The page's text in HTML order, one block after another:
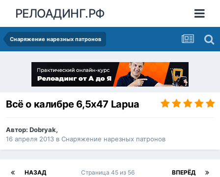
РЕЛОАДИНГ.РФ
Снаряжение нарезных патронов
Всё о калибре 6,5х47 Lapua
Автор: Dobryak,
16 апреля 2013 в Снаряжение нарезных патронов
НАЗАД ВПЕРЁД
Страница 45 из 56